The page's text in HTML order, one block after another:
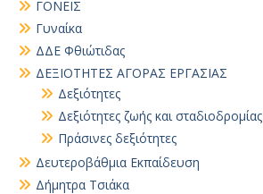
ΓΟΝΕΙΣ
Γυναίκα
ΔΔΕ Φθιώτιδας
ΔΕΞΙΟΤΗΤΕΣ ΑΓΟΡΑΣ ΕΡΓΑΣΙΑΣ
Δεξιότητες
Δεξιότητες ζωής και σταδιοδρομίας
Πράσινες δεξιότητες
Δευτεροβάθμια Εκπαίδευση
Δήμητρα Τσιάκα